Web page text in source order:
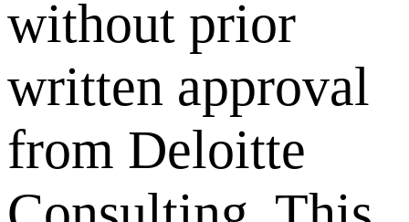
without prior
written approval
from Deloitte